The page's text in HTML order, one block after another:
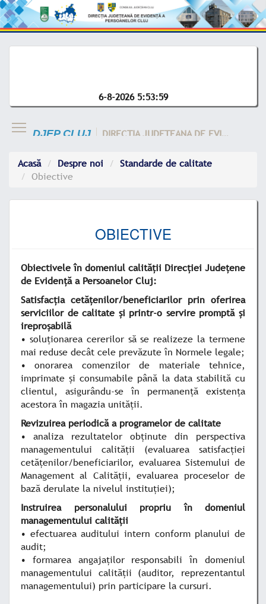
6-8-2026 5:53:59
DJEP CLUJ DIRECTIA JUDETEANA DE EVIDENTA A CLUJ
Acasă Despre noi
Standarde de calitate
Obiective
OBIECTIVE
Obiectivele în domeniul calităţii Direcţiei Judeţene
de Evidenţă a Persoanelor Cluj:
Satisfacţia cetăţenilor/beneficiarilor prin oferirea
serviciilor de calitate şi printr-o servire promptă şi
ireproşabilă
• soluţionarea cererilor să se realizeze la termene
mai reduse decât cele prevăzute în Normele legale;
• onorarea comenzilor de materiale tehnice,
imprimate şi consumabile până la data stabilită cu
clientul, asigurându-se în permanenţă existenţa
acestora în magazia unităţii.
Revizuirea periodică a programelor de calitate
• analiza rezultatelor obţinute din perspectiva
managementului calităţii (evaluarea satisfacţiei
cetăţenilor/beneficiarilor, evaluarea Sistemului de
Management al Calităţii, evaluarea proceselor de
bază derulate la nivelul instituţiei);
Instruirea personalului propriu în domeniul
managementului calităţii
• efectuarea auditului intern conform planului de
audit;
• formarea angajaţilor responsabili în domeniul
managementului calităţii (auditor, reprezentantul
managementului) prin participare la cursuri.